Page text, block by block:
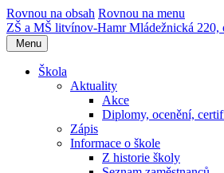
Rovnou na obsah Rovnou na menu
ZŠ a MŠ litvínov-HamrMládežnická 220,
Menu
Škola
Aktuality
Akce
Diplomy, ocenění,
Zápis
Informace o škole
Z historie školy